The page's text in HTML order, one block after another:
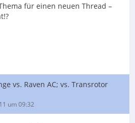
für einen neuen Thread –
vs. Raven AC; vs. Transrotor
um 09:32